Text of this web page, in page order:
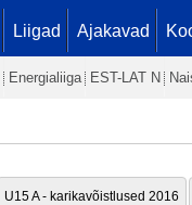
Liigad Ajakavad
Energialiiga EST-LAT N
U15 A - karikavõistlused 2016